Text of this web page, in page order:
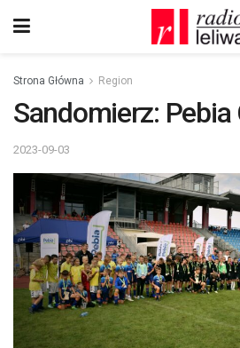
Strona Główna Region
Sandomierz: Pebia
2023-09-03